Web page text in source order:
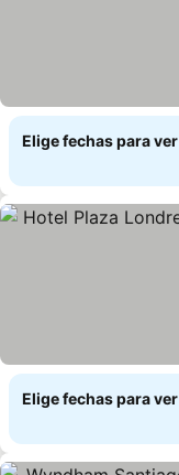
Elige fechas para
Elige fechas para